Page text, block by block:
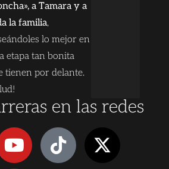
a Tamara y a
la familia,
lo mejor en
etapa tan bonita
tienen por delante.
en las redes